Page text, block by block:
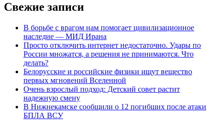
Свежие записи
В борьбе с врагом нам помогает цивилизационное
наследие — МИД Ирана
Просто отключить интернет недостаточно. Удары по
России множатся, а решения не принимаются. Что
делать?
Белорусские и российские физики ищут вещество
первых мгновений Вселенной
Очень взрослый подход: Детский совет растит
надежную смену
В Нижнекамске сообщили о 12 погибших после атаки
БПЛА ВСУ